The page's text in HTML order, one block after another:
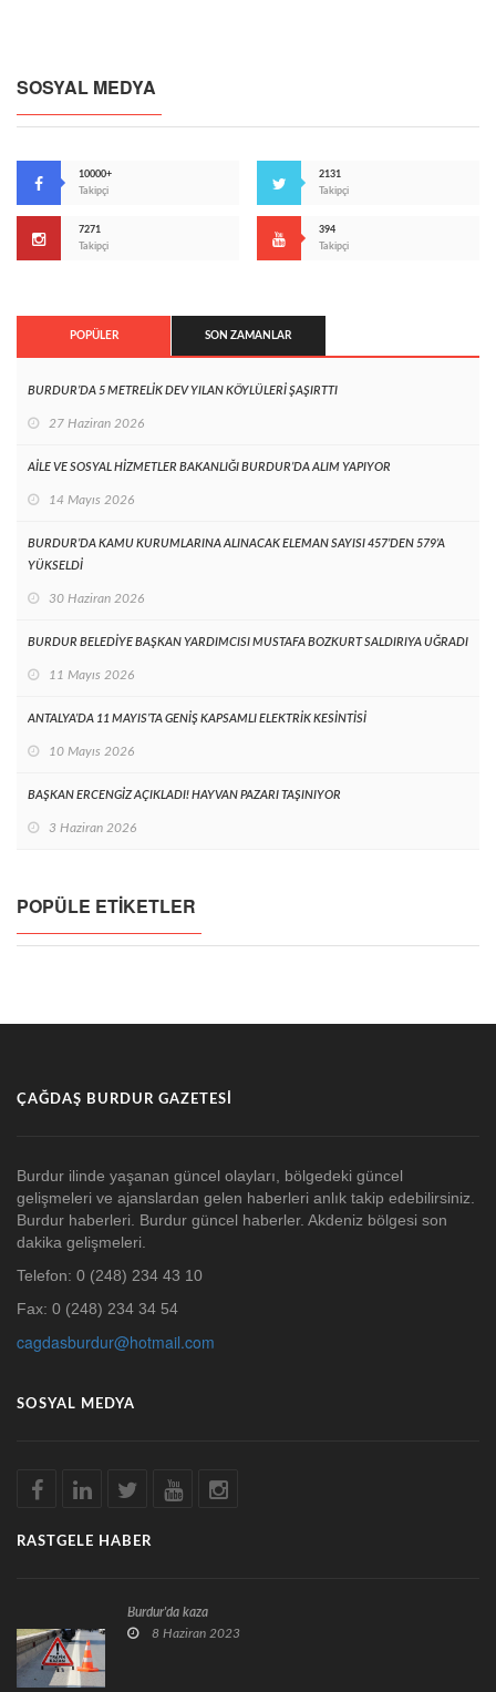
SOSYAL MEDYA
10000+
Takipçi
2131
Takipçi
7271
Takipçi
394
Takipçi
POPÜLER SON ZAMANLAR
BURDUR’DA 5 METRELİK DEV YILAN KÖYLÜLERİ ŞAŞIRTTI
27 Haziran 2026
AİLE VE SOSYAL HİZMETLER BAKANLIĞI BURDUR’DA ALIM YAPIYOR
14 Mayıs 2026
BURDUR’DA KAMU KURUMLARINA ALINACAK ELEMAN SAYISI 457’DEN 579’A
YÜKSELDİ
30 Haziran 2026
BURDUR BELEDİYE BAŞKAN YARDIMCISI MUSTAFA BOZKURT SALDIRIYA UĞRADI
11 Mayıs 2026
ANTALYA’DA 11 MAYIS’TA GENİŞ KAPSAMLI ELEKTRİK KESİNTİSİ
10 Mayıs 2026
BAŞKAN ERCENGİZ AÇIKLADI! HAYVAN PAZARI TAŞINIYOR
3 Haziran 2026
POPÜLE ETIKETLER
ÇAĞDAŞ BURDUR GAZETESI
Burdur ilinde yaşanan güncel olayları, bölgedeki güncel
gelişmeleri ve ajanslardan gelen haberleri anlık takip edebilirsiniz.
Burdur haberleri. Burdur güncel haberler. Akdeniz bölgesi son
dakika gelişmeleri.
Telefon: 0 (248) 234 43 10
Fax: 0 (248) 234 34 54
cagdasburdur@hotmail.com
SOSYAL MEDYA
RASTGELE HABER
Burdur'da kaza
8 Haziran 2023